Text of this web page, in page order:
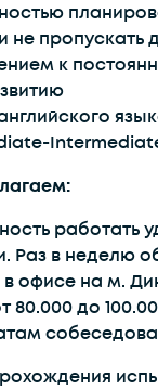
не пропускать
к
работать
Раз в неделю
в офисе на м.
80.000 до